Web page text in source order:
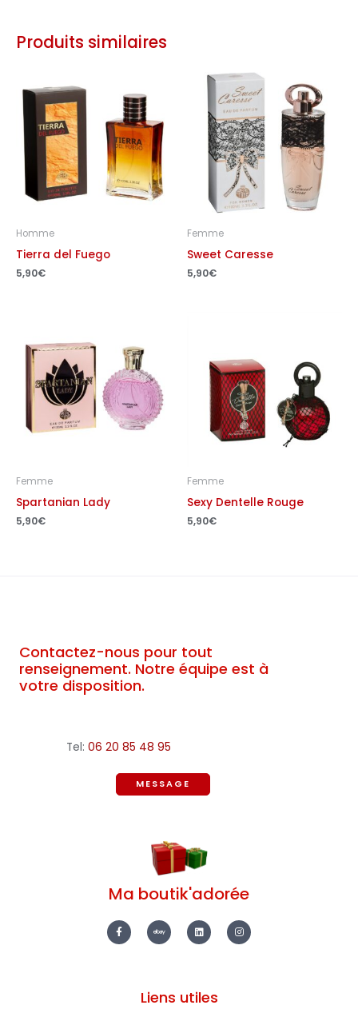
Produits similaires
Homme
Tierra del Fuego
5,90€
Femme
Sweet Caresse
5,90€
Femme
Spartanian Lady
5,90€
Femme
Sexy Dentelle Rouge
5,90€
Contactez-nous pour tout
renseignement. Notre équipe est à
votre disposition.
Tel: 06 20 85 48 95
MESSAGE
Ma boutik'adorée
a
c
e
b
a
y
i
n
k
n
s
t
Liens utiles